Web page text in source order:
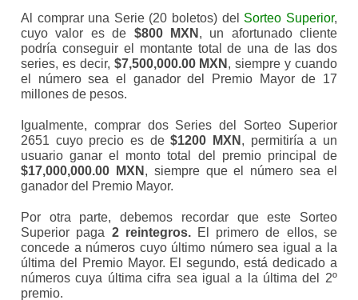
Al comprar una Serie (20 boletos) del Sorteo Superior,
cuyo valor es de $800 MXN , un afortunado cliente
podría conseguir el montante total de una de las dos
series, es decir, $7,500,000.00 MXN , siempre y cuando
el número sea el ganador del Premio Mayor de 17
millones de pesos.
Igualmente, comprar dos Series del Sorteo Superior
2651 cuyo precio es de$1200 MXN , permitiría a un
usuario ganar el monto total del premio principal de
$17,000,000.00 MXN , siempre que el número sea el
ganador del Premio Mayor.
Por otra parte, debemos recordar que este Sorteo
Superior paga 2 reintegros.El primero de ellos, se
concede a números cuyo último número sea igual a la
última del Premio Mayor. El segundo, está dedicado a
números cuya última cifra sea igual a la última del 2º
premio.